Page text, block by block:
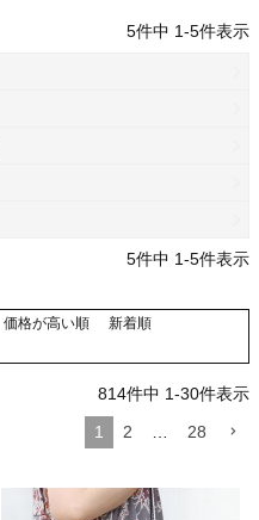
5件中 1-5件表示
5件中 1-5件表示
価格が高い順
新着順
814件中 1-30件表示
1
2 … 28